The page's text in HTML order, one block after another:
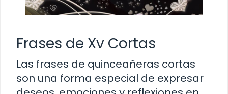
Frases de Xv Cortas
Las frases de quinceañeras cortas
son una forma especial de expresar